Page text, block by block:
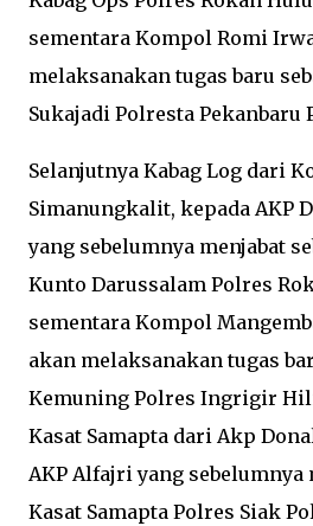
sementara Kompol Romi
melaksanakan tugas baru
Sukajadi Polresta Pekanbaru
Selanjutnya Kabag Log dari
Simanungkalit, kepada AKP
yang sebelumnya menjabat
Kunto Darussalam Polres
sementara Kompol
akan melaksanakan tugas
Kemuning Polres Ingrigir
Kasat Samapta dari Akp
AKP Alfajri yang sebelumnya
Kasat Samapta Polres Siak